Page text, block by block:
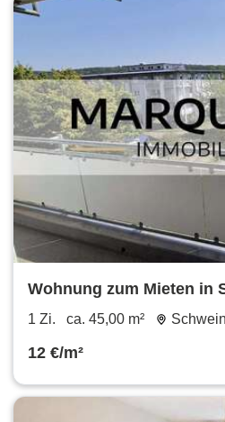
Wohnung zum Mieten in
45 m²
1 Zi. ca. 45,00 m²
12 €/m²